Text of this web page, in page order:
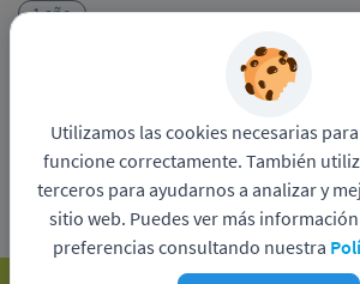
1 año
Sobre GO HOME S.A.
Go Home S.A.. ofrece un servicio de
pacientes en domicilio, con un equipo de
conforman un grupo humano
cubrir y atender todas las necesidades
el proceso de la internación domiciliaria
Utilizamos las cookies necesarias
funcione correctamente. También
terceros para ayudarnos a analizar y
sitio web. Puedes ver más
preferencias consultando nuestra